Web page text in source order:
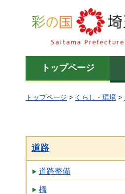
彩の国 埼玉県
トップページ
トップページ > くらし・環境 >
道路
道路整備
橋